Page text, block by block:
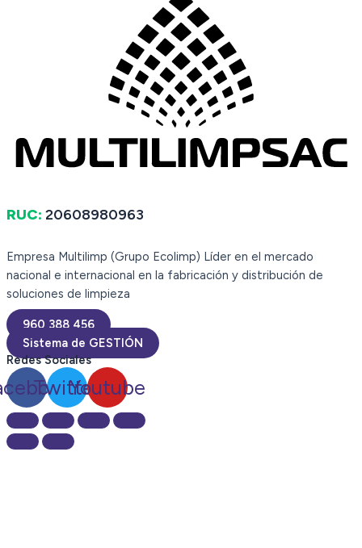
RUC: 20608980963
Empresa Multilimp (Grupo Ecolimp) Líder en el mercado
nacional e internacional en la fabricación y distribución de
soluciones de limpieza
960 388 456
Sistema de GESTIÓN
Redes Sociales
TwitterYoutube